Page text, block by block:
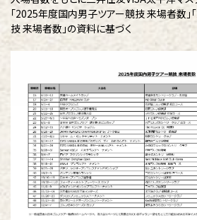
「2025年度国内男子ツアー競技 来場者数
技 来場者数」の資料に基づく